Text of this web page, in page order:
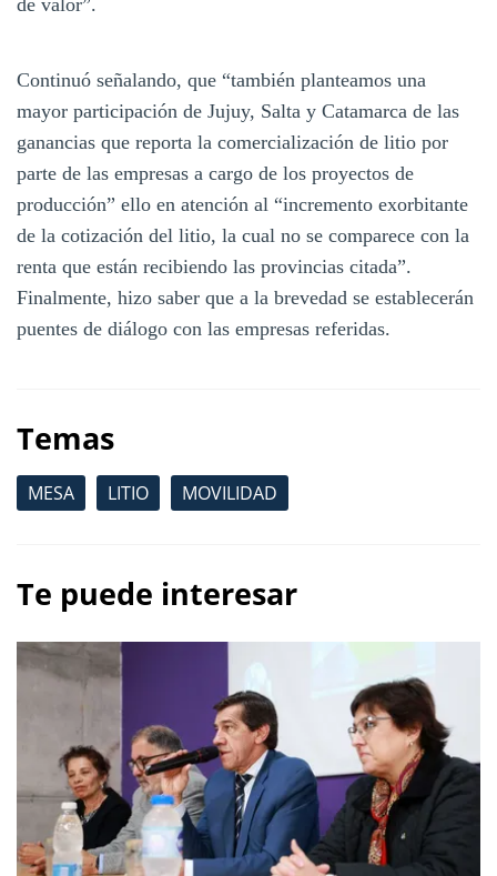
Continuó señalando, que “también planteamos una
mayor participación de Jujuy, Salta y Catamarca de las
ganancias que reporta la comercialización de litio por
parte de las empresas a cargo de los proyectos de
producción” ello en atención al “incremento exorbitante
de la cotización del litio, la cual no se comparece con la
renta que están recibiendo las provincias citada”.
Finalmente, hizo saber que a la brevedad se establecerán
puentes de diálogo con las empresas referidas.
Temas
MESA LITIO MOVILIDAD
Te puede interesar